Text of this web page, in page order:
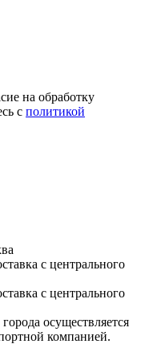
на обработку
с политикой
с центрального
с центрального
осуществляется
компанией.